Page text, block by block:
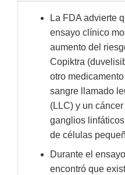
La FDA advierte
ensayo clínico
aumento del
Copiktra
otro
sangre llamado
(LLC) y un
ganglios
de células
Durante el
encontró que